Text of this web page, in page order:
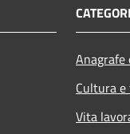
Cultura
Vita